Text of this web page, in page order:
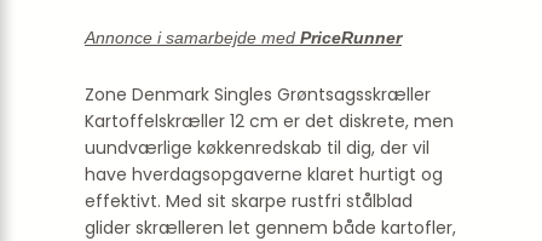
Annonce i samarbejde med PriceRunner
Zone Denmark Singles Grøntsagsskræller
Kartoffelskræller 12 cm er det diskrete, men
uundværlige køkkenredskab til dig, der vil
have hverdagsopgaverne klaret hurtigt og
effektivt. Med sit skarpe rustfri stålblad
glider skrælleren let gennem både kartofler,